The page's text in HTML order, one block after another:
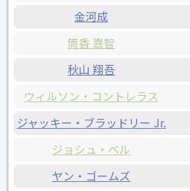
金河成
筒香 嘉智
秋山 翔吾
ウィルソン・コントレラス
ジャッキー・ブラッドリー Jr.
ジョシュ・ベル
ヤン・ゴームズ